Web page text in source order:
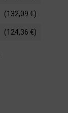
(132,09 €)
(124,36 €)